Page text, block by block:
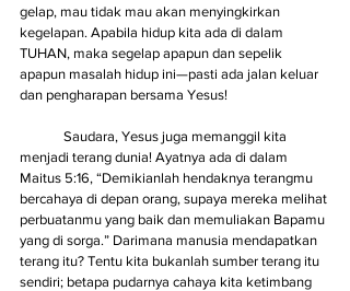
gelap, mau tidak mau akan menyingkirkan
kegelapan. Apabila hidup kita ada di dalam
TUHAN, maka segelap apapun dan sepelik
apapun masalah hidup ini—pasti ada jalan keluar
dan pengharapan bersama Yesus!
menjadi terang dunia! Ayatnya ada di dalam
Maitus 5:16, “Demikianlah hendaknya terangmu
bercahaya di depan orang, supaya mereka melihat
perbuatanmu yang baik dan memuliakan Bapamu
yang di sorga.” Darimana manusia mendapatkan
terang itu? Tentu kita bukanlah sumber terang itu
sendiri; betapa pudarnya cahaya kita ketimbang